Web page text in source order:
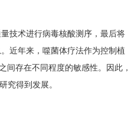
技术进行病毒核酸测序，最后将
近年来，噬菌体疗法作为控制植
间存在不同程度的敏感性。因此，
究得到发展。